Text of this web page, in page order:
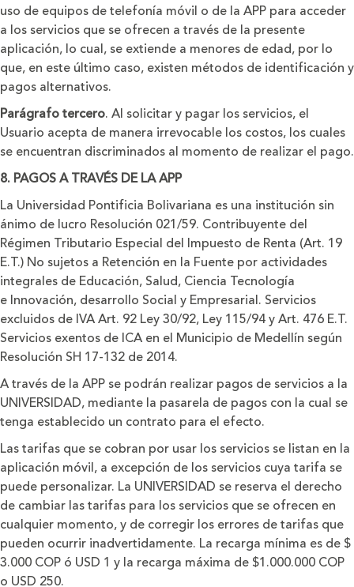
uso de equipos de telefonía móvil o de la APP para acceder
a los servicios que se ofrecen a través de la presente
aplicación, lo cual, se extiende a menores de edad, por lo
que, en este último caso, existen métodos de identificación y
pagos alternativos.
Parágrafo tercero. Al solicitar y pagar los servicios, el
Usuario acepta de manera irrevocable los costos, los cuales
se encuentran discriminados al momento de realizar el pago.
8. PAGOS A TRAVÉS DE LA APP
La Universidad Pontificia Bolivariana es una institución sin
ánimo de lucro Resolución 021/59. Contribuyente del
Régimen Tributario Especial del Impuesto de Renta (Art. 19
E.T.) No sujetos a Retención en la Fuente por actividades
integrales de Educación, Salud, Ciencia Tecnología
e Innovación, desarrollo Social y Empresarial. Servicios
excluidos de IVA Art. 92 Ley 30/92, Ley 115/94 y Art. 476 E.T.
Servicios exentos de ICA en el Municipio de Medellín según
Resolución SH 17-132 de 2014.
A través de la APP se podrán realizar pagos de servicios a la
UNIVERSIDAD, mediante la pasarela de pagos con la cual se
tenga establecido un contrato para el efecto.
Las tarifas que se cobran por usar los servicios se listan en la
aplicación móvil, a excepción de los servicios cuya tarifa se
puede personalizar. La UNIVERSIDAD se reserva el derecho
de cambiar las tarifas para los servicios que se ofrecen en
cualquier momento, y de corregir los errores de tarifas que
pueden ocurrir inadvertidamente. La recarga mínima es de $
3.000 COP ó USD 1 y la recarga máxima de $1.000.000 COP
o USD 250.